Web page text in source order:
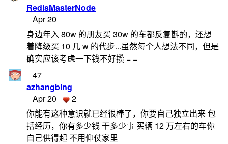
RedisMasterNode
Apr 20
身边年入 80w 的朋友买 30w 的车都反复斟酌，还想
着降级买 10 几 w 的代步...虽然每个人想法不同，但是
确实应该考虑一下钱不好攒 = =
47
azhangbing
Apr 20
2
你能有这种意识就已经很棒了，你要自己独立出来 包
括经历，你有多少钱 干多少事 买辆 12 万左右的车你
自己供得起 不用仰仗家里